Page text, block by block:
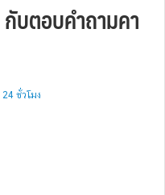
บตอบคำถามคา
ชั่วโมง